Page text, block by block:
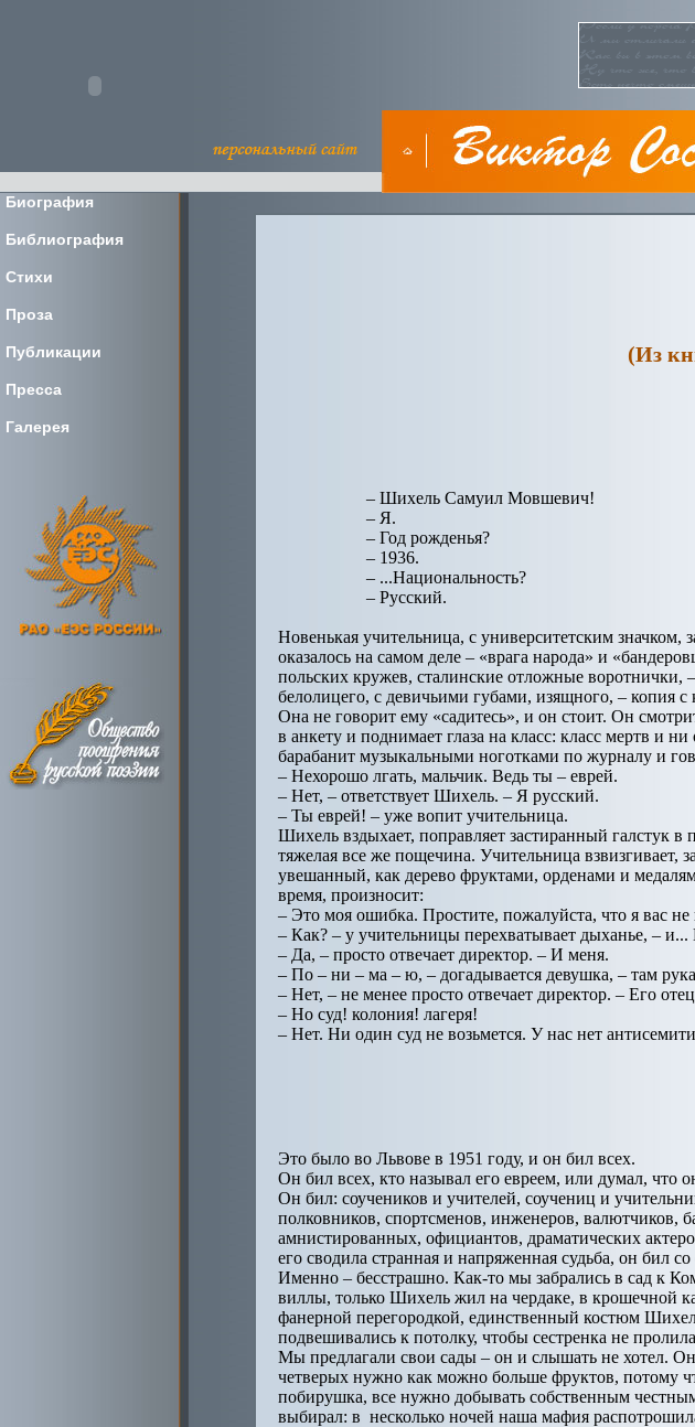
Биография
Библиография
Стихи
Проза
Публикации
Пресса
Галерея
(Из
– Шихель Самуил Мовшевич!
– Я.
– Год рожденья?
– 1936.
– ...Национальность?
– Русский.
Новенькая учительница, с университетским
оказалось на самом деле – «врага народа» и
польских кружев, сталинские отложные
белолицего, с девичьими губами, изящного, – копия
Она не говорит ему «садитесь», и он стоит. Он
в анкету и поднимает глаза на класс: класс мертв и
барабанит музыкальными ноготками по журналу и
– Нехорошо лгать, мальчик. Ведь ты – еврей.
– Нет, – ответствует Шихель. – Я русский.
– Ты еврей! – уже вопит учительница.
Шихель вздыхает, поправляет застиранный галстук в
тяжелая все же пощечина. Учительница взвизгивает,
увешанный, как дерево фруктами, орденами и
время, произносит:
– Это моя ошибка. Простите, пожалуйста, что я вас
– Как? – у учительницы перехватывает дыханье, – и...
– Да, – просто отвечает директор. – И меня.
– По – ни – ма – ю, – догадывается девушка, – там
– Нет, – не менее просто отвечает директор. – Его
– Но суд! колония! лагеря!
– Нет. Ни один суд не возьмется. У нас нет
Это было во Львове в 1951 году, и он бил всех.
Он бил всех, кто называл его евреем, или думал, что
Он бил: соучеников и учителей, соучениц и
полковников, спортсменов, инженеров, валютчиков,
амнистированных, официантов, драматических
его сводила странная и напряженная судьба, он бил
Именно – бесстрашно. Как-то мы забрались в сад к
виллы, только Шихель жил на чердаке, в крошечной
фанерной перегородкой, единственный костюм
подвешивались к потолку, чтобы сестренка не
Мы предлагали свои сады – он и слышать не хотел.
четверых нужно как можно больше фруктов, потому
побирушка, все нужно добывать собственным
выбирал: в несколько ночей наша мафия